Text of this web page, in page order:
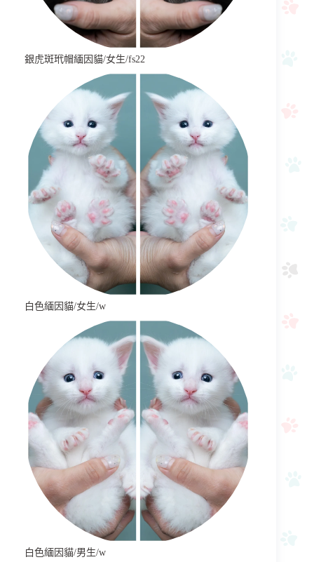
銀虎斑玳帽緬因貓/女生/fs22
白色緬因貓/女生/w
白色緬因貓/男生/w